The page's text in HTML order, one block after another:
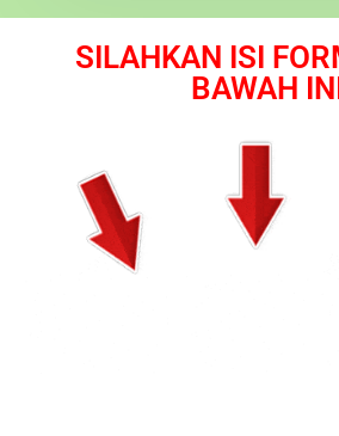
SILAHKAN ISI
BAWAH